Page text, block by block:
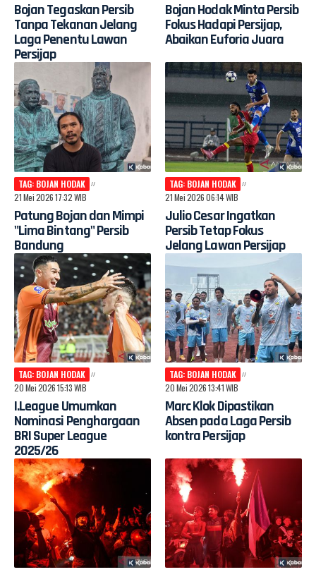
Bojan Tegaskan Persib
Tanpa Tekanan Jelang
Laga Penentu Lawan
Persijap
Bojan Hodak Minta Persib
Fokus Hadapi Persijap,
Abaikan Euforia Juara
TAG: BOJAN HODAK
21 Mei 2026 17:32 WIB
Patung Bojan dan Mimpi
"Lima Bintang" Persib
Bandung
TAG: BOJAN HODAK
21 Mei 2026 06:14 WIB
Julio Cesar Ingatkan
Persib Tetap Fokus
Jelang Lawan Persijap
TAG: BOJAN HODAK
20 Mei 2026 15:13 WIB
I.League Umumkan
Nominasi Penghargaan
BRI Super League
2025/26
TAG: BOJAN HODAK
20 Mei 2026 13:41 WIB
Marc Klok Dipastikan
Absen pada Laga Persib
kontra Persijap